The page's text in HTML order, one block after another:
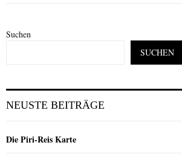
Suchen
SUCHEN
NEUSTE BEITRÄGE
Die Piri-Reis Karte